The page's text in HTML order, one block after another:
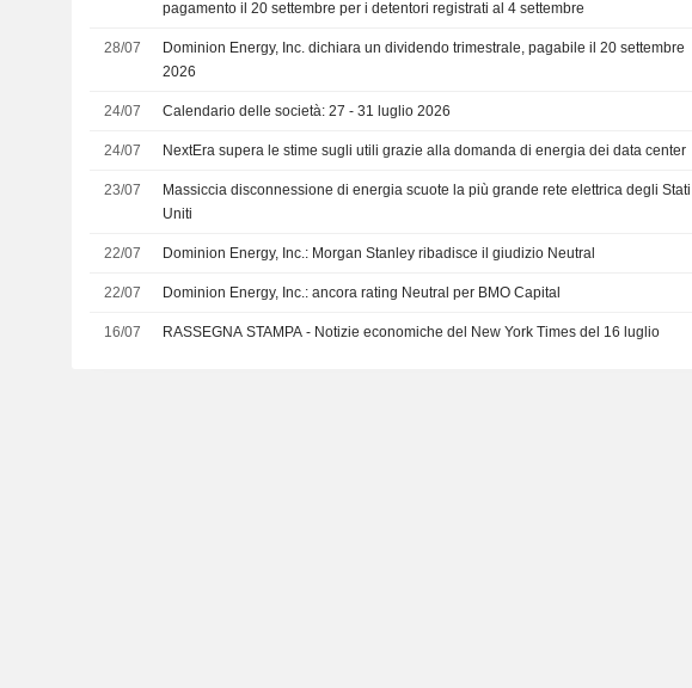
pagamento il 20 settembre per i detentori registrati al 4 settembre
28/07
Dominion Energy, Inc. dichiara un dividendo trimestrale, pagabile il 20 settembre
2026
24/07 Calendario delle società: 27 - 31 luglio 2026
24/07 NextEra supera le stime sugli utili grazie alla domanda di energia dei data center
23/07
Massiccia disconnessione di energia scuote la più grande rete elettrica degli Stati
Uniti
22/07 Dominion Energy, Inc.: Morgan Stanley ribadisce il giudizio Neutral
22/07 Dominion Energy, Inc.: ancora rating Neutral per BMO Capital
16/07 RASSEGNA STAMPA - Notizie economiche del New York Times del 16 luglio